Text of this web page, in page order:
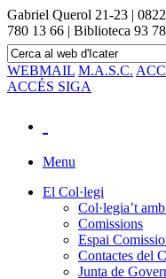
Gabriel Querol 21-23 |
780 13 66 | Biblioteca 93
WEBMAIL M.A.S.C.
ACCÉS SIGA
Menu
El Col·legi
Col·legia’t
Comissions
Espai
Contactes del
Junta de